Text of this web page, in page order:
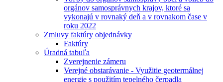
orgánov samosprávnych krajov, ktoré sa
vykonajú v rovnaký deň a v rovnakom čase v
roku 2022
Zmluvy faktúry objednávky
Faktúry
Úradná tabuľa
Zverejnenie zámeru
Verejné obstarávanie - Využitie geotermálnej
energie s použitím tepelného čerpadla